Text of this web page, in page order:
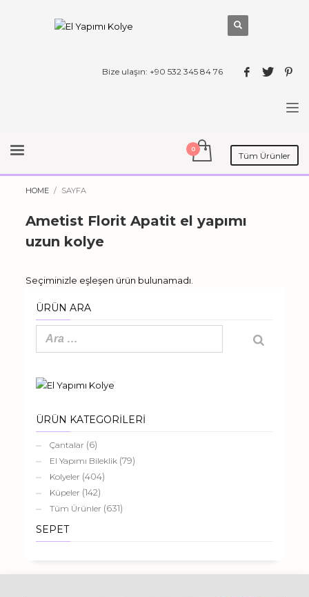
Bize ulaşın: +90 532 345 84 76
Tüm Ürünler
HOME SAYFA
Ametist Florit Apatit el yapımı
uzun kolye
Seçiminizle eşleşen ürün bulunamadı.
ÜRÜN ARA
ÜRÜN KATEGORİLERİ
Çantalar (6)
El Yapımı Bileklik (79)
Kolyeler (404)
Küpeler (142)
Tüm Ürünler (631)
SEPET